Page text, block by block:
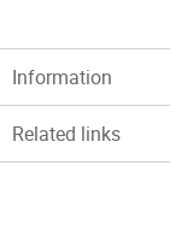
Information
Related links